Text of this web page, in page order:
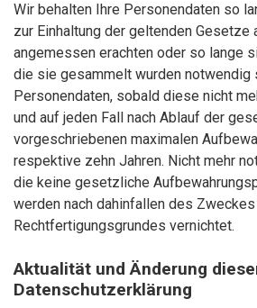
Wir behalten Ihre Personendaten so
zur Einhaltung der geltenden
angemessen erachten oder so lange
die sie gesammelt wurden notwendig
Personendaten, sobald diese nicht
und auf jeden Fall nach Ablauf der
vorgeschriebenen maximalen
respektive zehn Jahren. Nicht mehr
die keine gesetzliche
werden nach dahinfallen des Zweckes
Rechtfertigungsgrundes vernichtet.
Aktualität und Änderung
Datenschutzerklärung